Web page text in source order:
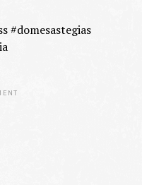
#domesastegias